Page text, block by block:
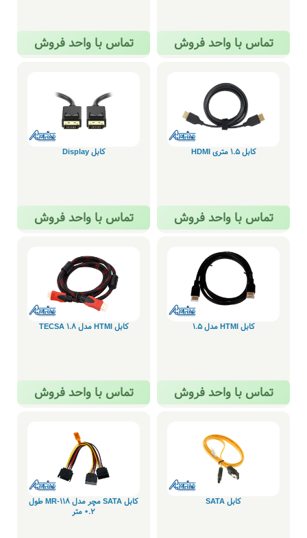
تماس با واحد فروش تماس با واحد فروش
کابل 1.5 متری HDMI
تماس با واحد فروش
کابل Display
تماس با واحد فروش
کابل HTMI مدل 1.5
تماس با واحد فروش
کابل HTMI مدل 1.8 TECSA
تماس با واحد فروش
کابل SATA کابل SATA مچر مدل 118-MR طول
0.2 متر